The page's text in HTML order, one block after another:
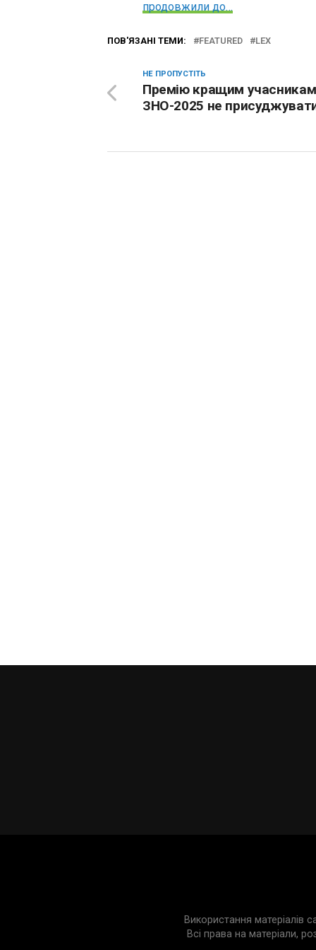
продовжили до…
ПОВ'ЯЗАНІ ТЕМИ: FEATURED LEX
НЕ ПРОПУСТІТЬ
Премію кращим учасникам
ЗНО-2025 не
Використання матеріалів
Всі права на матеріали,